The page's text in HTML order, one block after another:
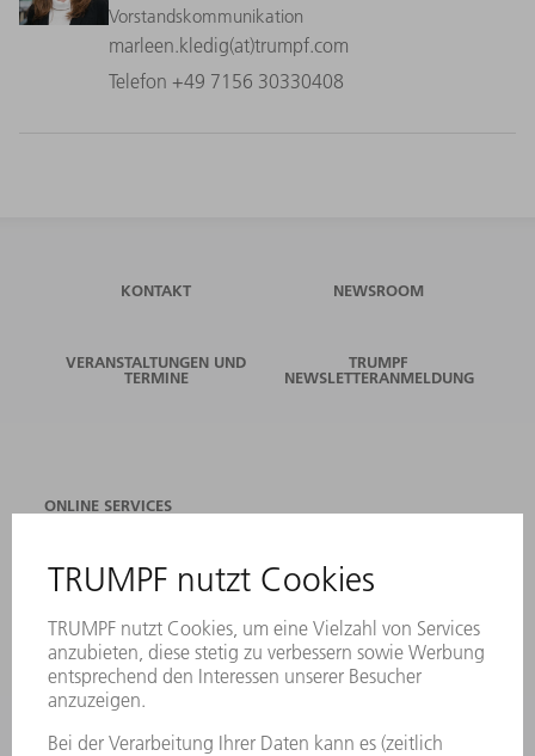
Vorstandskommunikation
marleen.kledig(at)trumpf.com
Telefon +49 7156 30330408
KONTAKT NEWSROOM
VERANSTALTUNGEN UND
TERMINE
TRUMPF
NEWSLETTERANMELDUNG
ONLINE SERVICES
STANDORTE
NEWSLETTER-ANMELDUNG
MYTRUMPF
SICHERHEITSDATENBLÄTTER
PRODUKTE
LASER